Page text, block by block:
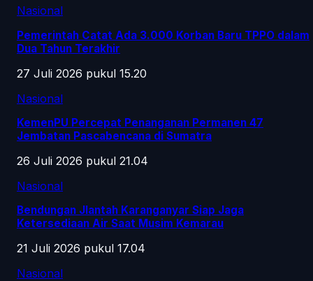
Nasional
Pemerintah Catat Ada 3.000 Korban Baru TPPO dalam
Dua Tahun Terakhir
27 Juli 2026 pukul 15.20
Nasional
KemenPU Percepat Penanganan Permanen 47
Jembatan Pascabencana di Sumatra
26 Juli 2026 pukul 21.04
Nasional
Bendungan Jlantah Karanganyar Siap Jaga
Ketersediaan Air Saat Musim Kemarau
21 Juli 2026 pukul 17.04
Nasional